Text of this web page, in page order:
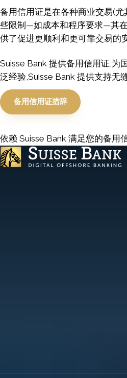
备用信用证是在各种商业交易(
些限制—如成本和程序要求—其
供了促进更顺利和更可靠交易的
Suisse Bank 提供备用信用证,为
泛经验,Suisse Bank 提供支持无
备用信用证措辞
依赖 Suisse Bank 满足您的备用